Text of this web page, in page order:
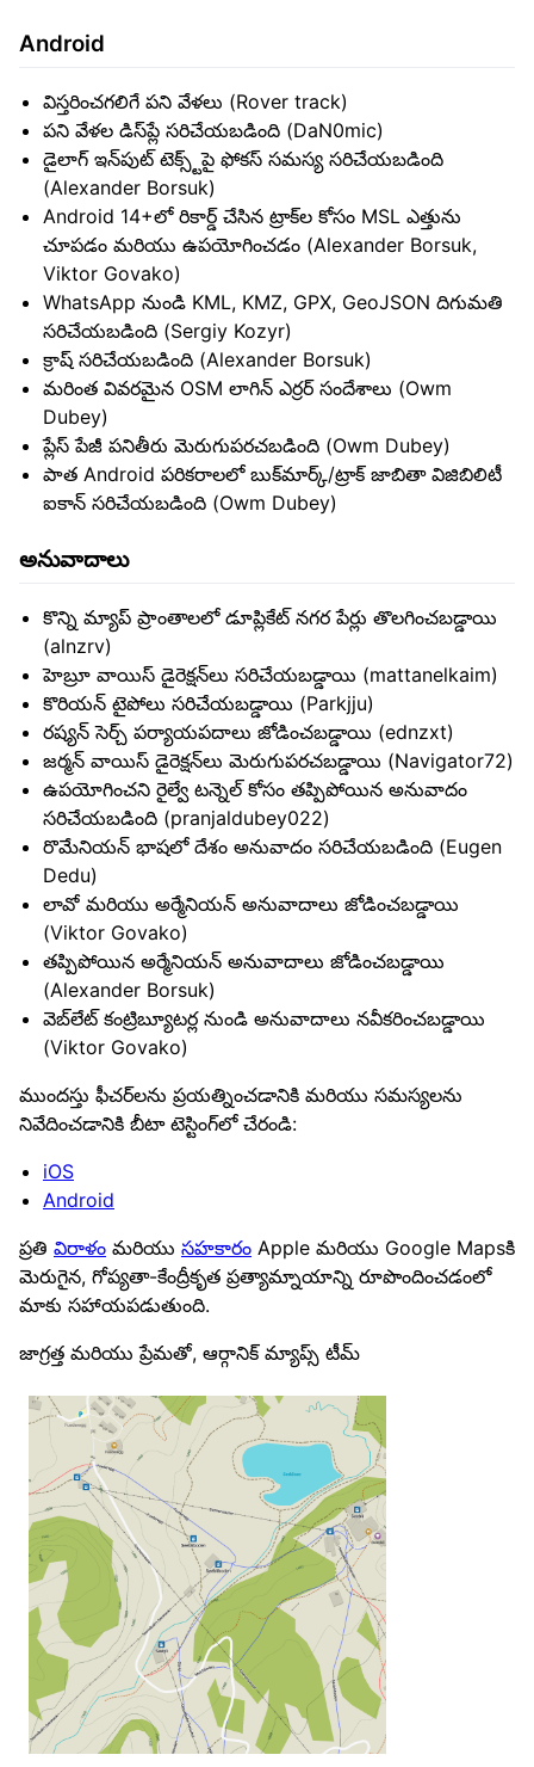
Android
విస్తరించగలిగే పని వేళలు (Rover track)
పని వేళల డిస్‌ప్లే సరిచేయబడింది (DaN0mic)
డైలాగ్ ఇన్‌పుట్ టెక్స్ట్‌పై ఫోకస్ సమస్య సరిచేయబడింది
(Alexander Borsuk)
Android 14+లో రికార్డ్ చేసిన ట్రాక్‌ల కోసం MSL ఎత్తును
చూపడం మరియు ఉపయోగించడం (Alexander Borsuk,
Viktor Govako)
WhatsApp నుండి KML, KMZ, GPX, GeoJSON దిగుమతి
సరిచేయబడింది (Sergiy Kozyr)
క్రాష్ సరిచేయబడింది (Alexander Borsuk)
మరింత వివరమైన OSM లాగిన్ ఎర్రర్ సందేశాలు (Owm
Dubey)
ప్లేస్ పేజీ పనితీరు మెరుగుపరచబడింది (Owm Dubey)
పాత Android పరికరాలలో బుక్‌మార్క్/ట్రాక్ జాబితా విజిబిలిటీ
ఐకాన్ సరిచేయబడింది (Owm Dubey)
అనువాదాలు
కొన్ని మ్యాప్ ప్రాంతాలలో డూప్లికేట్ నగర పేర్లు తొలగించబడ్డాయి
(alnzrv)
హెబ్రూ వాయిస్ డైరెక్షన్‌లు సరిచేయబడ్డాయి (mattanelkaim)
కొరియన్ టైపోలు సరిచేయబడ్డాయి (Parkjju)
రష్యన్ సెర్చ్ పర్యాయపదాలు జోడించబడ్డాయి (ednzxt)
జర్మన్ వాయిస్ డైరెక్షన్‌లు మెరుగుపరచబడ్డాయి (Navigator72)
ఉపయోగించని రైల్వే టన్నెల్ కోసం తప్పిపోయిన అనువాదం
సరిచేయబడింది (pranjaldubey022)
రొమేనియన్ భాషలో దేశం అనువాదం సరిచేయబడింది (Eugen
Dedu)
లావో మరియు అర్మేనియన్ అనువాదాలు జోడించబడ్డాయి
(Viktor Govako)
తప్పిపోయిన అర్మేనియన్ అనువాదాలు జోడించబడ్డాయి
(Alexander Borsuk)
వెబ్‌లేట్ కంట్రిబ్యూటర్ల నుండి అనువాదాలు నవీకరించబడ్డాయి
(Viktor Govako)
ముందస్తు ఫీచర్‌లను ప్రయత్నించడానికి మరియు సమస్యలను
నివేదించడానికి బీటా టెస్టింగ్‌లో చేరండి:
iOS
Android
ప్రతి విరాళం మరియు సహకారం Apple మరియు Google Mapsకి
మెరుగైన, గోప్యతా-కేంద్రీకృత ప్రత్యామ్నాయాన్ని రూపొందించడంలో
మాకు సహాయపడుతుంది.
జాగ్రత్త మరియు ప్రేమతో, ఆర్గానిక్ మ్యాప్స్ టీమ్